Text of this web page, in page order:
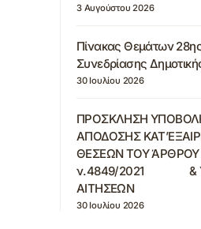
3 Αυγούστου 2026
Πίνακας Θεμάτων
Συνεδρίασης
30 Ιουλίου 2026
ΠΡΟΣΚΛΗΣΗ
ΑΠΟΔΟΣΗΣ
ΘΕΣΕΩΝ ΤΟΥ ΆΡΘΡΟΥ
ν.4849/2021 &
ΑΙΤΗΣΕΩΝ
30 Ιουλίου 2026